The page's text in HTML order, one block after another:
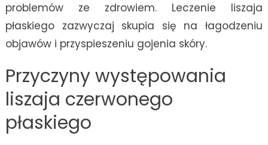
problemów ze zdrowiem. Leczenie liszaja
płaskiego zazwyczaj skupia się na łagodzeniu
objawów i przyspieszeniu gojenia skóry.
Przyczyny występowania
liszaja czerwonego
płaskiego